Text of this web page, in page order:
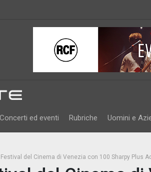
Concerti ed eventi Rubriche Uomini e
Festival del Cinema di Venezia con 100 Sharpy Plus